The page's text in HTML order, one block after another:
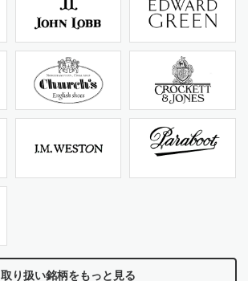
取り扱い銘柄をもっと見る